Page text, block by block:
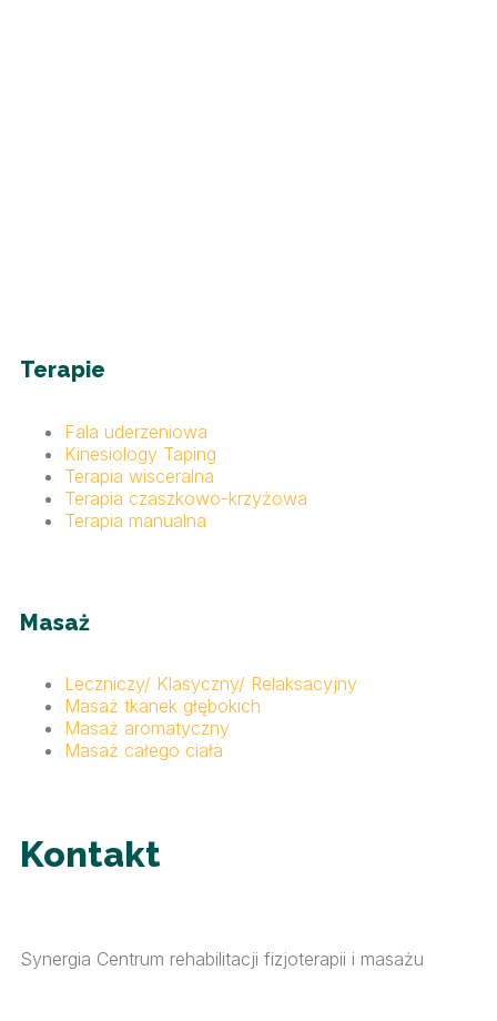
Terapie
Fala uderzeniowa
Kinesiology Taping
Terapia wisceralna
Terapia czaszkowo-krzyżowa
Terapia manualna
Masaż
Leczniczy/ Klasyczny/ Relaksacyjny
Masaż tkanek głębokich
Masaż aromatyczny
Masaż całego ciała
Kontakt
Synergia Centrum rehabilitacji fizjoterapii i masażu